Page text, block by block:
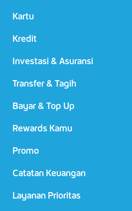
Kartu
Kredit
Investasi & Asuransi
Transfer & Tagih
Bayar & Top Up
Rewards Kamu
Promo
Catatan Keuangan
Layanan Prioritas